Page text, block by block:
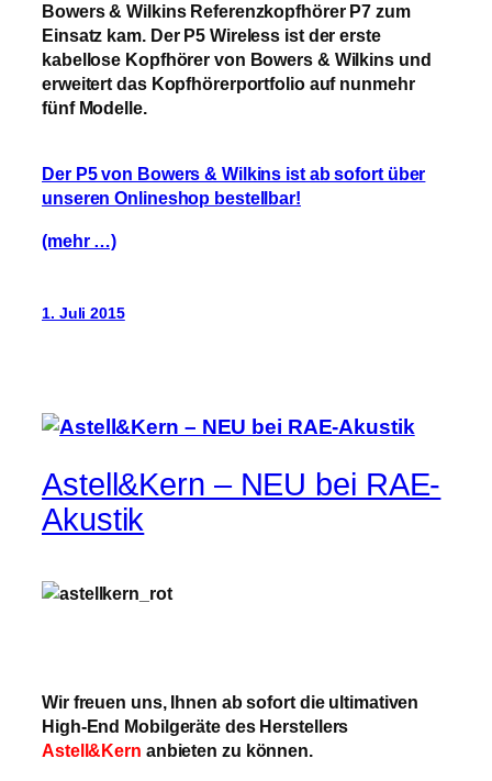
Bowers & Wilkins Referenzkopfhörer P7 zum
Einsatz kam. Der P5 Wireless ist der erste
kabellose Kopfhörer von Bowers & Wilkins und
erweitert das Kopfhörerportfolio auf nunmehr
fünf Modelle.
Der P5 von Bowers & Wilkins ist ab sofort über
unseren Onlineshop bestellbar!
(mehr …)
1. Juli 2015
Astell&Kern – NEU bei RAE-
Akustik
Wir freuen uns, Ihnen ab sofort die ultimativen
High-End Mobilgeräte des Herstellers
Astell&Kern anbieten zu können.